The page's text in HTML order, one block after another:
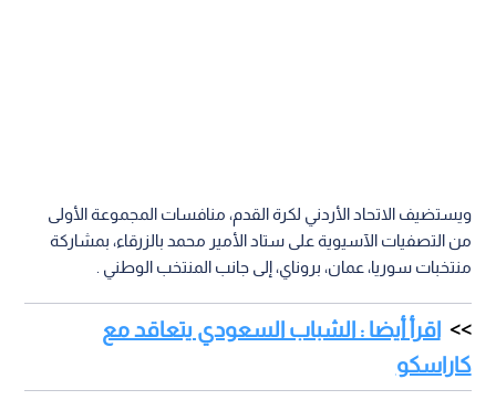
ويستضيف الاتحاد الأردني لكرة القدم، منافسات المجموعة الأولى
من التصفيات الآسيوية على ستاد الأمير محمد بالزرقاء، بمشاركة
منتخبات سوريا، عمان، بروناي، إلى جانب المنتخب الوطني .
اقرأ أيضا : الشباب السعودي يتعاقد مع
كاراسكو